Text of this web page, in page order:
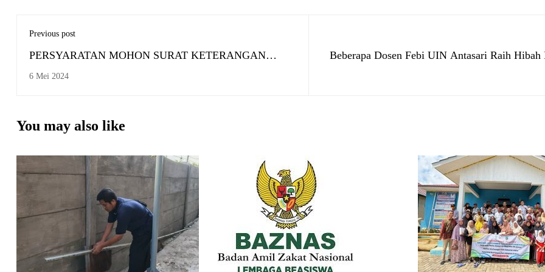
Previous post
PERSYARATAN MOHON SURAT KETERANGAN
HABIS MATA KULIAH
6 Mei 2024
Beberapa Dosen Febi UIN Antasari Raih Hibah
You may also like